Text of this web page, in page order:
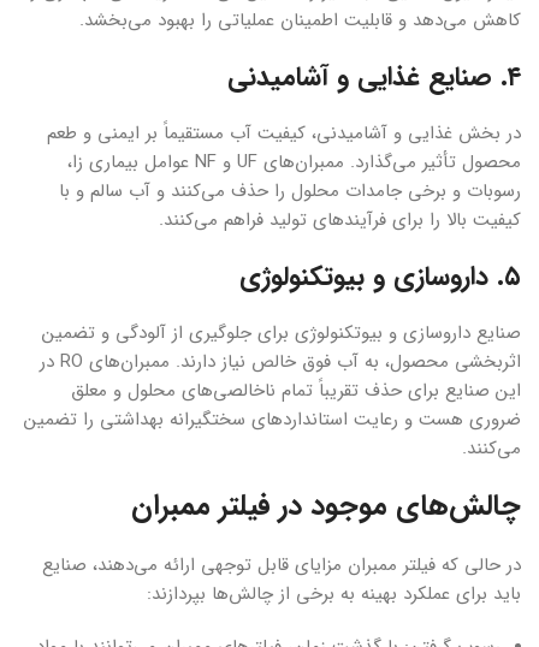
کاهش می‌دهد و قابلیت اطمینان عملیاتی را بهبود می‌بخشد.
۴. صنایع غذایی و آشامیدنی
در بخش غذایی و آشامیدنی، کیفیت آب مستقیماً بر ایمنی و طعم
محصول تأثیر می‌گذارد. ممبران‌های UF و NF عوامل بیماری زا،
رسوبات و برخی جامدات محلول را حذف می‌کنند و آب سالم و با
کیفیت بالا را برای فرآیندهای تولید فراهم می‌کنند.
۵. داروسازی و بیوتکنولوژی
صنایع داروسازی و بیوتکنولوژی برای جلوگیری از آلودگی و تضمین
اثربخشی محصول، به آب فوق خالص نیاز دارند. ممبران‌های RO در
این صنایع برای حذف تقریباً تمام ناخالصی‌های محلول و معلق
ضروری هست و رعایت استانداردهای سختگیرانه بهداشتی را تضمین
می‌کنند.
چالش‌های موجود در فیلتر ممبران
در حالی که فیلتر ممبران مزایای قابل توجهی ارائه می‌دهند، صنایع
باید برای عملکرد بهینه به برخی از چالش‌ها بپردازند: